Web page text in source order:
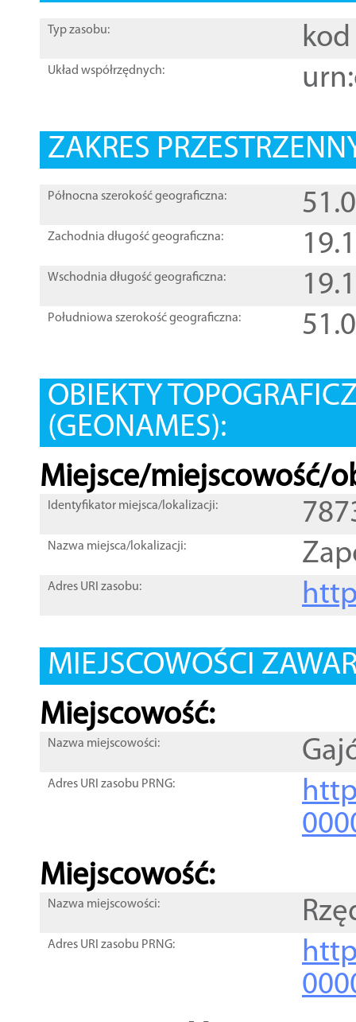
Typ zasobu: kod
Układ współrzędnych:
ZAKRES
Północna szerokość geograficzna:
Zachodnia długość geograficzna:
Wschodnia długość geograficzna:
Południowa szerokość geograficzna:
OBIEKTY
(GEONAMES):
Miejsce/miejscowość/
Identyfikator miejsca/lokalizacji:
Nazwa miejsca/lokalizacji:
Adres URI zasobu:
MIEJSCOWOŚCI
Miejscowość:
Nazwa miejscowości:
Adres URI zasobu PRNG:
Miejscowość:
Nazwa miejscowości:
Adres URI zasobu PRNG: